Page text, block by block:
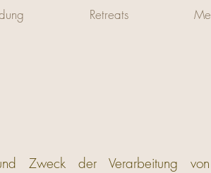
Retreats Me
Zweck der Verarbeitung von